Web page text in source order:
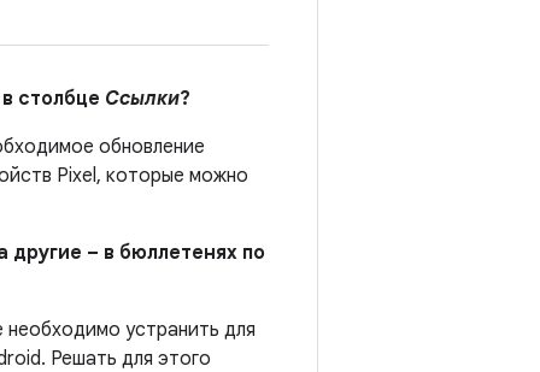
столбце Ссылки?
обновление
Pixel, которые можно
– в бюллетенях по
устранить для
Решать для этого